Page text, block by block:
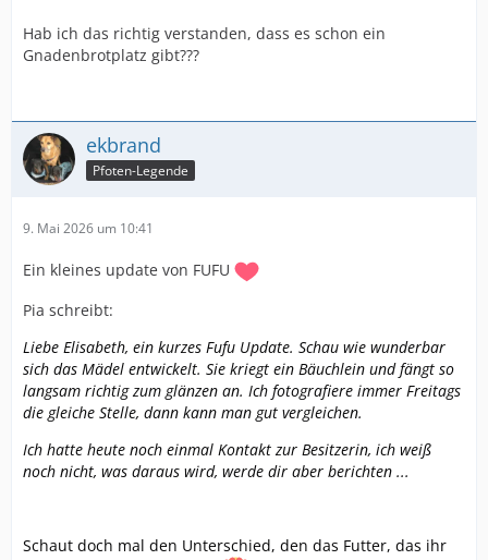
Hab ich das richtig verstanden, dass es schon ein
Gnadenbrotplatz gibt???
ekbrand
Pfoten-Legende
9. Mai 2026 um 10:41
Ein kleines update von FUFU
Pia schreibt:
Liebe Elisabeth, ein kurzes Fufu Update. Schau wie wunderbar
sich das Mädel entwickelt. Sie kriegt ein Bäuchlein und fängt so
langsam richtig zum glänzen an. Ich fotografiere immer Freitags
die gleiche Stelle, dann kann man gut vergleichen.
Ich hatte heute noch einmal Kontakt zur Besitzerin, ich weiß
noch nicht, was daraus wird, werde dir aber berichten ...
Schaut doch mal den Unterschied, den das Futter, das ihr